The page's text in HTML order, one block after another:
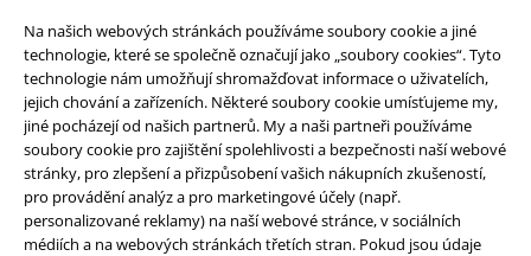
Na našich webových stránkách používáme soubory cookie a jiné
technologie, které se společně označují jako „soubory cookies“. Tyto
technologie nám umožňují shromažďovat informace o uživatelích,
jejich chování a zařízeních. Některé soubory cookie umísťujeme my,
jiné pocházejí od našich partnerů. My a naši partneři používáme
soubory cookie pro zajištění spolehlivosti a bezpečnosti naší webové
stránky, pro zlepšení a přizpůsobení vašich nákupních zkušeností,
pro provádění analýz a pro marketingové účely (např.
personalizované reklamy) na naší webové stránce, v sociálních
médiích a na webových stránkách třetích stran. Pokud jsou údaje
EMP aplikaci
Stáhněte si novou EMP aplikaci zdarma a využijte všechny nové
funkce a výhody!